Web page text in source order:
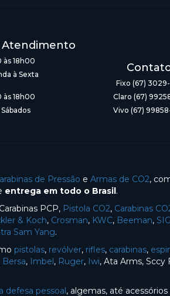
Atendimento
às 18h00
à Sexta
às 18h00
Fixo (67)
Claro (67)
Vivo (67)
de Pressão e Armas de CO2,
entrega em todo o Brasil.
PCP, Pistola CO2, Carabinas
& Koch, Crosman, KWC, Beeman, SIG
Sam Yang.
pistolas, revólver, rifles, carabinas,
Bersa, Imbel, Ruger, Iwi, Ata Arms, Sccy
defesa pessoal, algemas, até